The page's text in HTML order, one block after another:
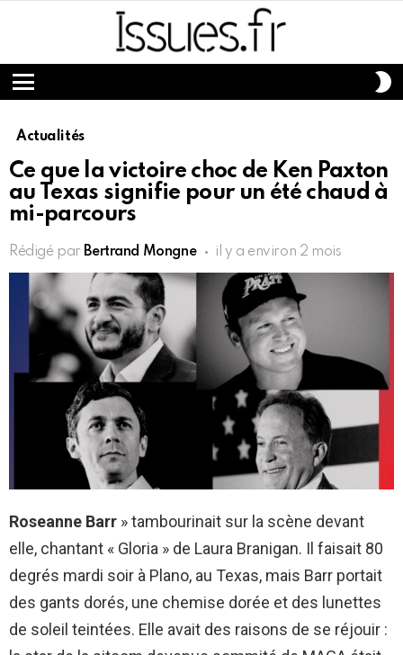
Menu
Actualités
Ce que la victoire choc de Ken Paxton
au Texas signifie pour un été chaud à
mi-parcours
Rédigé par Bertrand Mongne il y a environ 2 mois
Roseanne Barr » tambourinait sur la scène devant
elle, chantant « Gloria » de Laura Branigan. Il faisait 80
degrés mardi soir à Plano, au Texas, mais Barr portait
des gants dorés, une chemise dorée et des lunettes
de soleil teintées. Elle avait des raisons de se réjouir :